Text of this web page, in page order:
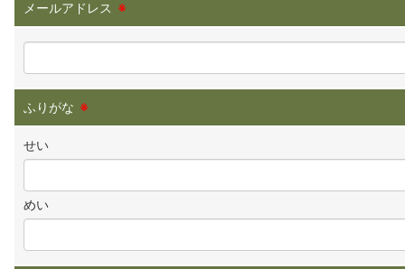
メールアドレス ※
ふりがな ※
せい
めい